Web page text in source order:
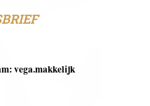
vega.makkelijk